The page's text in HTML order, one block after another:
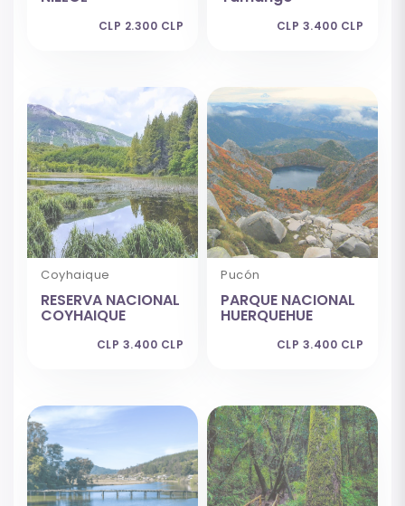
CLP 2.300 CLP CLP 3.400 CLP
Coyhaique
RESERVA NACIONAL
COYHAIQUE
CLP 3.400 CLP
Pucón
PARQUE NACIONAL
HUERQUEHUE
CLP 3.400 CLP